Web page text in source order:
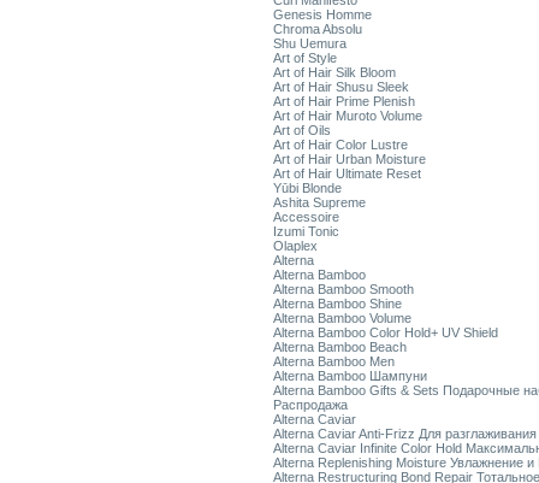
Genesis Homme
Chroma Absolu
Shu Uemura
Art of Style
Art of Hair Silk Bloom
Art of Hair Shusu Sleek
Art of Hair Prime Plenish
Art of Hair Muroto Volume
Art of Oils
Art of Hair Color Lustre
Art of Hair Urban Moisture
Art of Hair Ultimate Reset
Yūbi Blonde
Ashita Supreme
Accessoire
Izumi Tonic
Olaplex
Alterna
Alterna Bamboo
Alterna Bamboo Smooth
Alterna Bamboo Shine
Alterna Bamboo Volume
Alterna Bamboo Color Hold+ UV Shield
Alterna Bamboo Beach
Alterna Bamboo Men
Alterna Bamboo Шампуни
Alterna Bamboo Gifts & Sets Подарочные
Распродажа
Alterna Caviar
Alterna Caviar Anti-Frizz Для
Alterna Caviar Infinite Color Hold
Alterna Replenishing Moisture Увлажнение и
Alterna Restructuring Bond Repair